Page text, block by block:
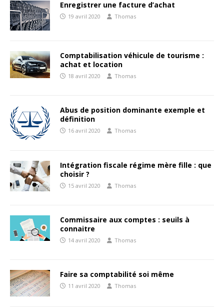
Enregistrer une facture d’achat
19 avril 2020 Thomas
Comptabilisation véhicule de tourisme :
achat et location
18 avril 2020 Thomas
Abus de position dominante exemple et
définition
16 avril 2020 Thomas
Intégration fiscale régime mère fille : que
choisir ?
15 avril 2020 Thomas
Commissaire aux comptes : seuils à
connaitre
14 avril 2020 Thomas
Faire sa comptabilité soi même
11 avril 2020 Thomas